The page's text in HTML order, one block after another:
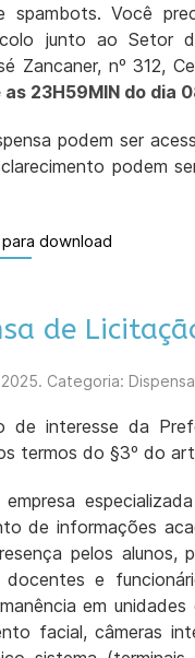
Você
junto ao Setor
Zancaner, nº 312,
23H59MIN do dia
podem ser
podem
download
de
. Categoria:
de interesse da
termos do §3º do
de informações
pelos alunos,
docentes e
em
facial, câmeras